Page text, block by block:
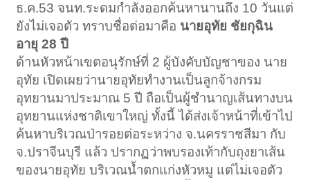
ธ.ค.53 จนท.ระดมกำลังออกค้นหานานถึง 10 วันแต่
ยังไม่เจอตัว ทราบชื่อต่อมาคือ นายอุทัย ชัยกุฉิน
อายุ 28 ปี
ด้านหัวหน้าเขตอนุรักษ์ที่ 2 ผู้บังคับบัญชาของ นาย
อุทัย เปิดเผยว่านายอุทัยทำงานเป็นลูกจ้างกรม
อุทยานมาประมาณ 5 ปี ถือเป็นผู้ชำนาญเส้นทางบน
อุทยานแห่งชาติเขาใหญ่ ทั้งนี้ ได้ส่งเจ้าหน้าที่เข้าไป
ค้นหาบริเวณป่ารอยต่อระหว่าง จ.นครราชสีมา กับ
จ.ปราจีนบุรี แล้ว ปรากฏว่าพบรองเท้ากับถุงยาเส้น
ของนายอุทัย บริเวณน้ำตกแก่งหัวหมู แต่ไม่เจอตัว